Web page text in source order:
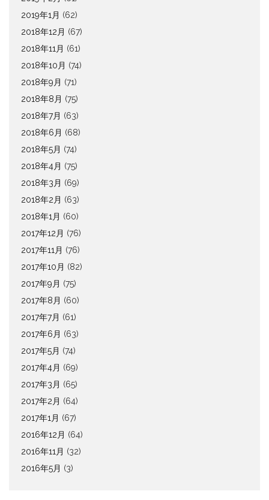
2019年1月 (62)
2018年12月 (67)
2018年11月 (61)
2018年10月 (74)
2018年9月 (71)
2018年8月 (75)
2018年7月 (63)
2018年6月 (68)
2018年5月 (74)
2018年4月 (75)
2018年3月 (69)
2018年2月 (63)
2018年1月 (60)
2017年12月 (76)
2017年11月 (76)
2017年10月 (82)
2017年9月 (75)
2017年8月 (60)
2017年7月 (61)
2017年6月 (63)
2017年5月 (74)
2017年4月 (69)
2017年3月 (65)
2017年2月 (64)
2017年1月 (67)
2016年12月 (64)
2016年11月 (32)
2016年5月 (3)